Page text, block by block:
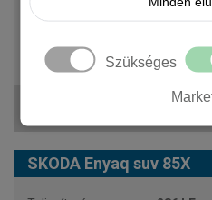
Szükséges
24 024
302 364
SKODA Enyaq suv 85X